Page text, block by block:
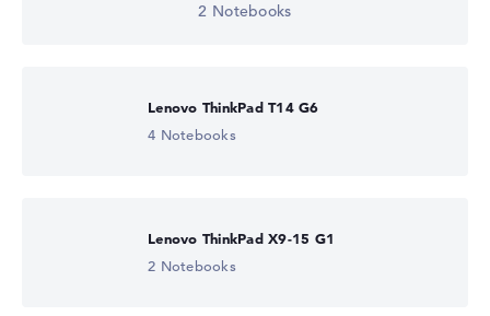
2 Notebooks
Lenovo ThinkPad T14 G6
4 Notebooks
Lenovo ThinkPad X9-15 G1
2 Notebooks